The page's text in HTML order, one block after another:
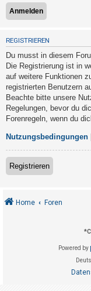
i
s
t
r
i
e
r
e
n
U
n
e
REGISTRIEREN
Du musst in diesem
Die Registrierung ist in
auf weitere Funktionen
registrierten Benutzern
Beachte bitte unsere
Regelungen, bevor du
Forenregeln, wenn du
Nutzungsbedingungen
Registrieren
Home Foren
*
Powered by